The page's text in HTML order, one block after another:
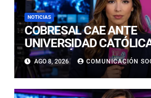
NOTICIAS
COBRESAL CAE ANTE
UNIVERSIDAD
CONTINÚA
PARTE BAJA DE LA TABLA
AGO 8, 2026 COMUNICACIÓN